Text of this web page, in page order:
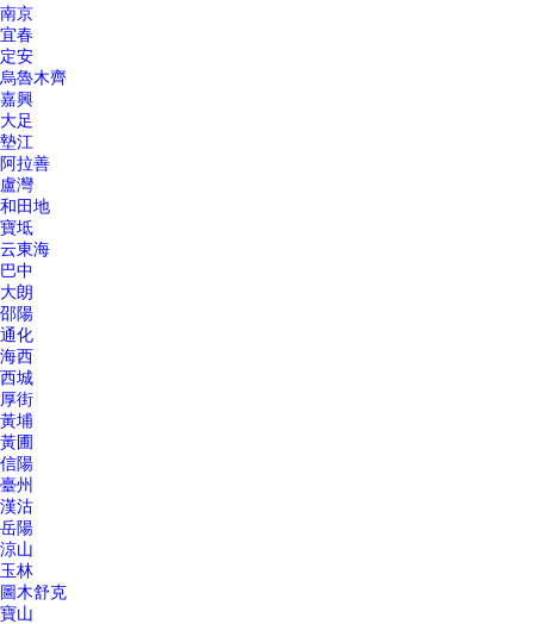
南京
宜春
定安
烏魯木齊
嘉興
大足
墊江
阿拉善
盧灣
和田地
寶坻
云東海
巴中
大朗
邵陽
通化
海西
西城
厚街
黃埔
黃圃
信陽
臺州
漢沽
岳陽
涼山
玉林
圖木舒克
寶山